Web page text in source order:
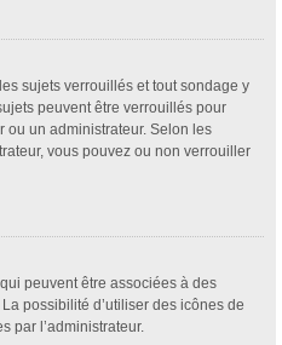
sujets verrouillés et tout sondage y
peuvent être verrouillés pour
ou un administrateur. Selon les
vous pouvez ou non verrouiller
peuvent être associées à des
possibilité d’utiliser des icônes de
par l’administrateur.